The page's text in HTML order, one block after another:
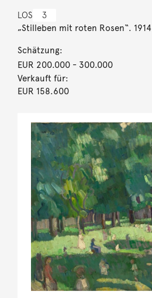
LOS 3
„Stilleben mit roten Rosen“. 1914
Schätzung:
EUR 200.000- 300.000
Verkauft für:
EUR 158.600